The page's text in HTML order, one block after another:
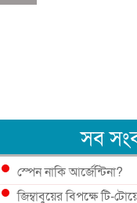
সব
স্পেন নাকি আর্জেন্টিনা?
জিম্বাবুয়ের বিপক্ষে টি-